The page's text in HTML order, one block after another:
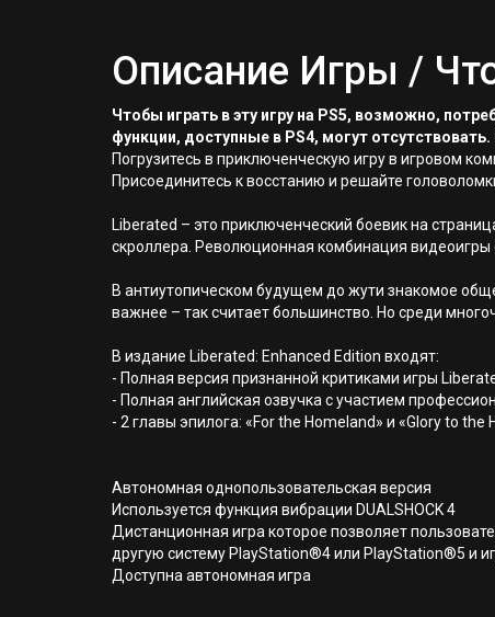
Описание Игры /
Чтобы играть в эту игру на PS5, возможно,
функции, доступные в PS4, могут
Погрузитесь в приключенческую игру в игровом
Присоединитесь к восстанию и решайте
Liberated – это приключенческий боевик на
скроллера. Революционная комбинация видеоигры
В антиутопическом будущем до жути знакомое
важнее – так считает большинство. Но среди
В издание Liberated: Enhanced Edition входят:
- Полная версия признанной критиками игры
- Полная английская озвучка с участием
- 2 главы эпилога: «For the Homeland» и «Glory to the
Автономная однопользовательская версия
Используется функция вибрации DUALSHOCK 4
Дистанционная игра которое позволяет
другую систему PlayStation®4 или PlayStation®5 и
Доступна автономная игра